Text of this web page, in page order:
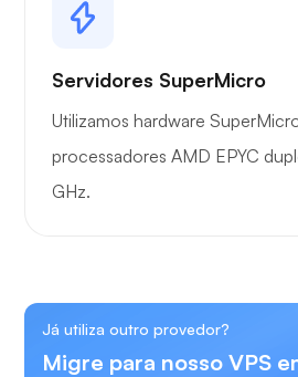
Servidores SuperMicro
Utilizamos hardware
processadores AMD EPYC
GHz.
Já utiliza outro provedor?
Migre para nosso VPS